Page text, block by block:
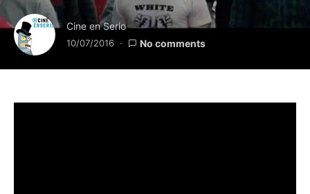
Cine en Serio
10/07/2016 No comments